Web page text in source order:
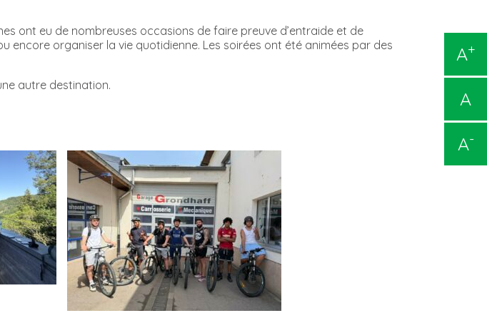
A+
A
A-
ont eu de nombreuses occasions de faire preuve d’entraide et de
organiser la vie quotidienne. Les soirées ont été animées par des
autre destination.